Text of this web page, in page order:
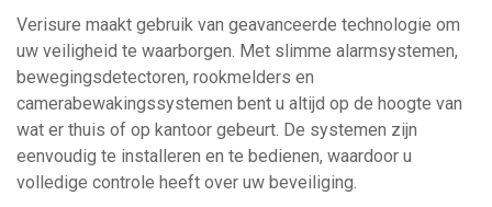
Verisure maakt gebruik van geavanceerde technologie om
uw veiligheid te waarborgen. Met slimme alarmsystemen,
bewegingsdetectoren, rookmelders en
camerabewakingssystemen bent u altijd op de hoogte van
wat er thuis of op kantoor gebeurt. De systemen zijn
eenvoudig te installeren en te bedienen, waardoor u
volledige controle heeft over uw beveiliging.